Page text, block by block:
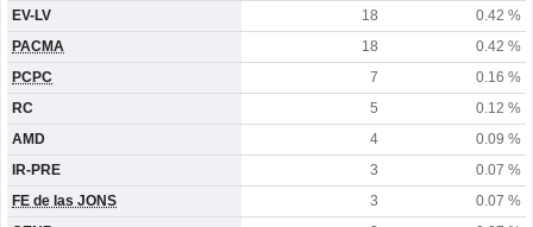
EV-LV
18
0.42 %
PACMA
18
0.42 %
PCPC
7
0.16 %
RC
5
0.12 %
AMD
4
0.09 %
IR-PRE
3
0.07 %
FE de las JONS
3
0.07 %